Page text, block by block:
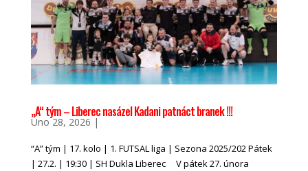
„A“ tým – Liberec nasázel Kadani patnáct branek !!!
Úno 28, 2026 |
“A” tým | 17. kolo | 1. FUTSAL liga | Sezona 2025/202 Pátek
| 27.2. | 19:30 | SH Dukla Liberec V pátek 27. února